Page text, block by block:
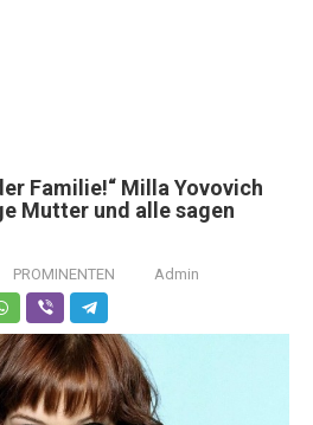
Familie!“ Milla Yovovich
Mutter und alle sagen
PROMINENTEN Admin